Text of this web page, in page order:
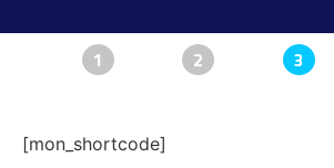
1 2 3
[mon_shortcode]